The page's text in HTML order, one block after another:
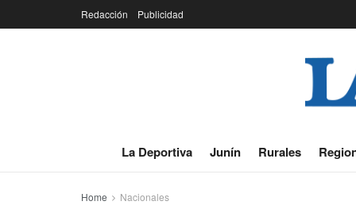
Redacción Publicidad
La Deportiva Junín Rurales
Home Nacionales